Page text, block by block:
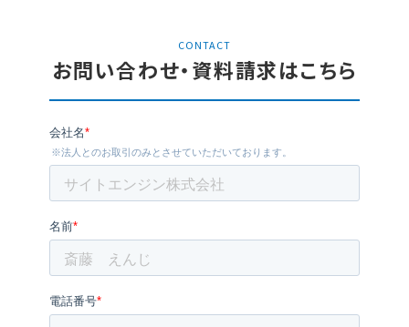
CONTACT
お問い合わせ・資料請求はこちら